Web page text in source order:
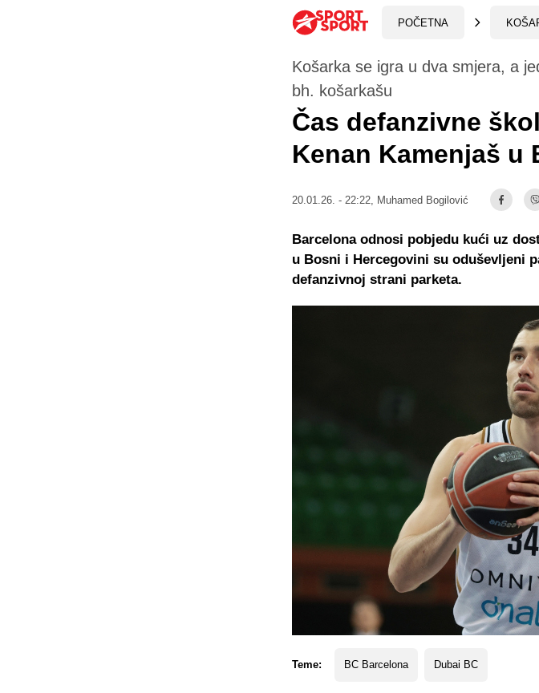
POČETNA
Košarka se igra u dva smjera, a
bh. košarkašu
Čas defanzivne
Kenan Kamenjaš u
20.01.26. - 22:22, Muhamed Bogilović
Teme: BC Barcelona Dubai BC
Barcelona odnosi pobjedu kući uz
u Bosni i Hercegovini su oduševljeni
defanzivnoj strani parketa.